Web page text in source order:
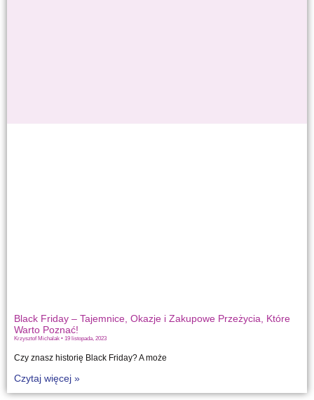
Black Friday – Tajemnice, Okazje i Zakupowe Przeżycia, Które
Warto Poznać!
Krzysztof Michalak 19 listopada, 2023
Czy znasz historię Black Friday? A może
Czytaj więcej »